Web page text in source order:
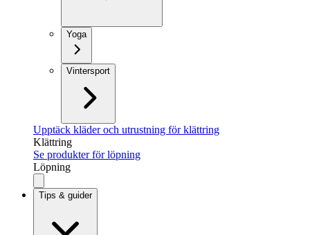
Yoga
Vintersport
Upptäck kläder och utrustning för klättring
Klättring
Se produkter för löpning
Löpning
Tips & guider